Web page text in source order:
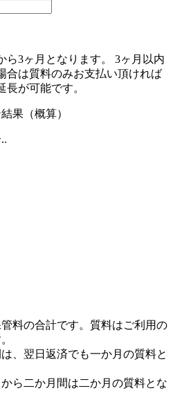
ら3ヶ月となります。 3ヶ月以内
合は質料のみお支払い頂ければ
長が可能です。
果（概算）
料の合計です。質料はご利用の
、翌日返済でも一か月の質料と
ら二か月間は二か月の質料とな